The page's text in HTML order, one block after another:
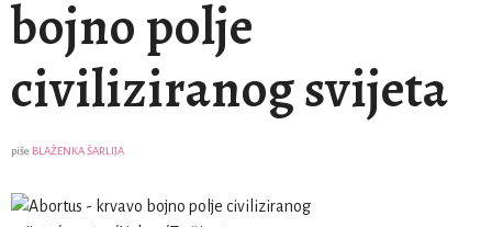
bojno polje
civiliziranog svijeta
piše BLAŽENKA ŠARLIJA